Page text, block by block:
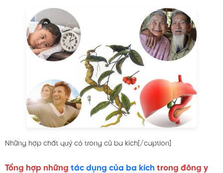
Những hợp chất quý có trong củ ba kích[/caption]
Tổng hợp những tác dụng của ba kích trong đông y